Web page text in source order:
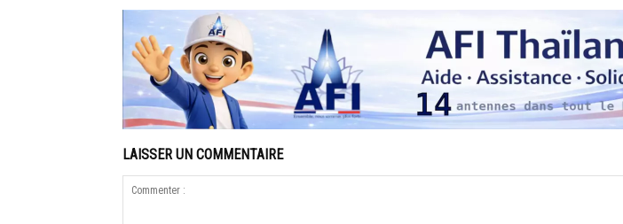
LAISSER UN COMMENTAIRE